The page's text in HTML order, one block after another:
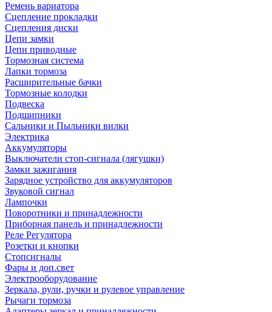
Ремень вариатора
Сцепление прокладки
Сцепления диски
Цепи замки
Цепи приводные
Тормозная система
Лапки тормоза
Расширительные бачки
Тормозные колодки
Подвеска
Подшипники
Сальники и Пыльники вилки
Электрика
Аккумуляторы
Выключатели стоп-сигнала (лягушки)
Замки зажигания
Зарядное устройство для аккумуляторов
Звуковой сигнал
Лампочки
Поворотники и принадлежности
Приборная панель и принадлежности
Реле Регулятора
Розетки и кнопки
Стопсигналы
Фары и доп.свет
Электрооборудование
Зеркала, рули, ручки и рулевое управление
Рычаги тормоза